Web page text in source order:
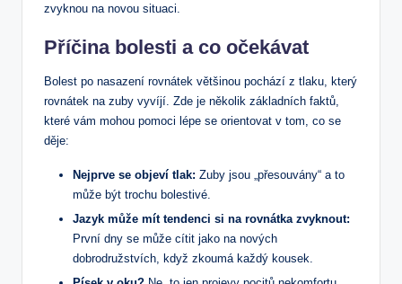
zvyknou na novou situaci.
Příčina bolesti a co očekávat
Bolest po nasazení rovnátek většinou pochází z tlaku, který
rovnátek na zuby vyvíjí. Zde je několik základních faktů,
které vám mohou pomoci lépe se orientovat v tom, co se
děje:
Nejprve se objeví tlak: Zuby jsou „přesouvány“ a to
může být trochu bolestivé.
Jazyk může mít tendenci si na rovnátka zvyknout:
První dny se může cítit jako na nových
dobrodružstvích, když zkoumá každý kousek.